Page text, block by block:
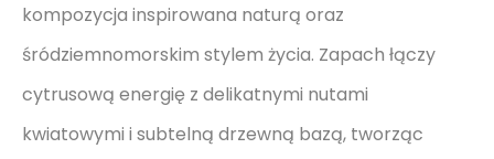
kompozycja inspirowana naturą oraz
śródziemnomorskim stylem życia. Zapach łączy
cytrusową energię z delikatnymi nutami
kwiatowymi i subtelną drzewną bazą, tworząc